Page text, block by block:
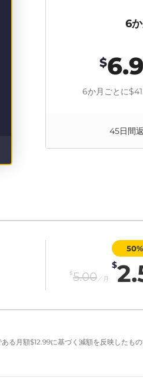
6
$
6か月ごとに
45日間
$5.00／月
$
る月額$12.99に基づく減額を反映したも